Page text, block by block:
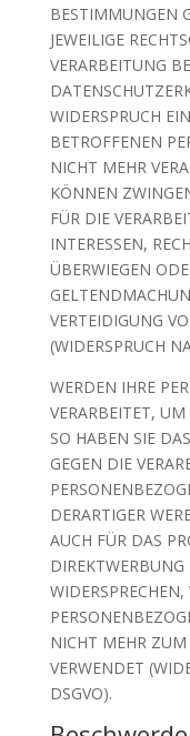
BESTIMMUNGEN
JEWEILIGE
VERARBEITUNG
WIDERSPRUCH
BETROFFENEN
NICHT MEHR
KÖNNEN
FÜR DIE
INTERESSEN,
ÜBERWIEGEN
VERTEIDIGUNG
(WIDERSPRUCH
WERDEN IHRE
VERARBEITET,
SO HABEN SIE
GEGEN DIE
DERARTIGER
AUCH FÜR DAS
NICHT MEHR ZUM
VERWENDET
DSGVO).